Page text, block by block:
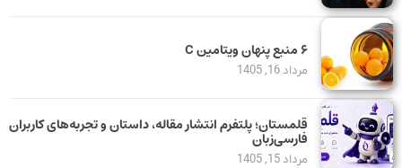
۶ منبع پنهان ویتامین C
مرداد 16, 1405
قلمستان؛ پلتفرم انتشار مقاله، داستان و تجربه‌های کاربران
فارسی‌زبان
مرداد 15, 1405